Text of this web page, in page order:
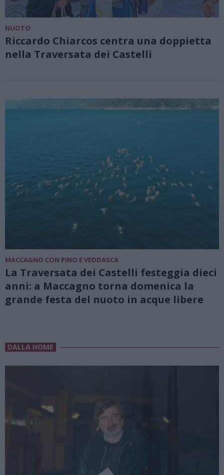
NUOTO
Riccardo Chiarcos centra una doppietta
nella Traversata dei Castelli
MACCAGNO CON PINO E VEDDASCA
La Traversata dei Castelli festeggia dieci
anni: a Maccagno torna domenica la
grande festa del nuoto in acque libere
DALLA HOME